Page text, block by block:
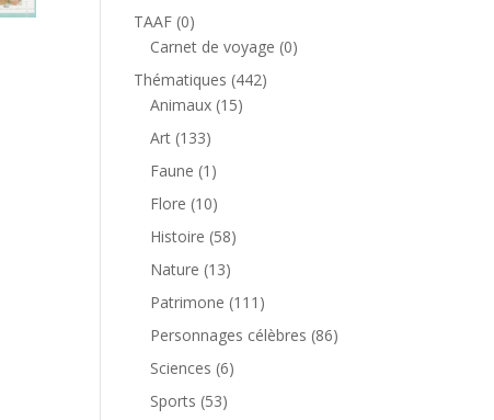
TAAF 00
produit
Carnet de voyage 00
Thématiques 442442
Animaux 1515
Art 133133
produits
Faune 1 1
produit
Flore 1010
produits
Histoire 5858
Nature 1313
produits
Patrimone 111 111
produits
Personnages célèbres 8686
Sciences 66
Sports 5353